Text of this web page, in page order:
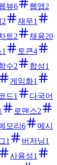
뷰6 웹앱2
2 재무1
트2 채용20
1 토큰4
수2 합성1
게임화1
드1
다국어
로맨스2
모리 6
메시
1 버저닝1
사용성1